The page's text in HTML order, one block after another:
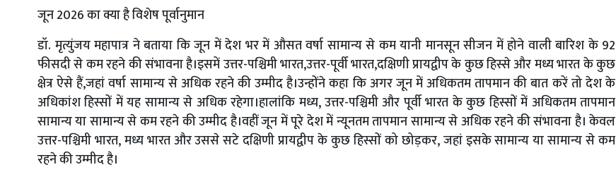
जून 2026 का क्या है विशेष पूर्वानुमान
डॉ. मृत्युंजय महापात्र ने बताया कि जून में देश भर में औसत वर्षा सामान्य से कम यानी मानसून सीजन में होने वाली बारिश के 92
फीसदी से कम रहने की संभावना है।इसमें उत्तर-पश्चिमी भारत,उत्तर-पूर्वी भारत,दक्षिणी प्रायद्वीप के कुछ हिस्से और मध्य भारत के कुछ
क्षेत्र ऐसे हैं,जहां वर्षा सामान्य से अधिक रहने की उम्मीद है।उन्होंने कहा कि अगर जून में अधिकतम तापमान की बात करें तो देश के
अधिकांश हिस्सों में यह सामान्य से अधिक रहेगा।हालांकि मध्य, उत्तर-पश्चिमी और पूर्वी भारत के कुछ हिस्सों में अधिकतम तापमान
सामान्य या सामान्य से कम रहने की उम्मीद है।वहीं जून में पूरे देश में न्यूनतम तापमान सामान्य से अधिक रहने की संभावना है। केवल
उत्तर-पश्चिमी भारत, मध्य भारत और उससे सटे दक्षिणी प्रायद्वीप के कुछ हिस्सों को छोड़कर, जहां इसके सामान्य या सामान्य से कम
रहने की उम्मीद है।